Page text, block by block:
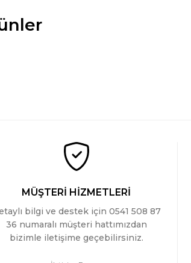
MÜŞTERİ HİZMETLERİ
bilgi ve destek için 0541 508 87
36 numaralı müşteri hattımızdan
bizimle iletişime geçebilirsiniz.